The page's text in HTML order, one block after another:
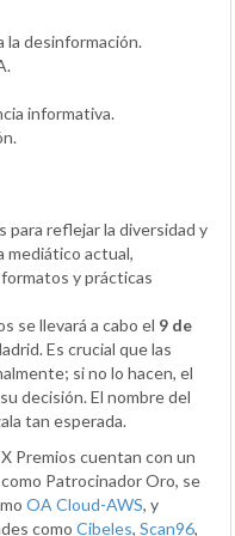
la desinformación.
informativa.
para reflejar la diversidad y
mediático actual,
y prácticas
se llevará a cabo el 9 de
Es crucial que las
si no lo hacen, el
decisión. El nombre del
tan esperada.
Premios cuentan con un
como Patrocinador Oro, se
OA Cloud-AWS, y
como Cibeles, Scan96,